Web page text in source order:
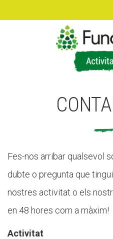
Fes-nos arribar qualsevol
dubte o pregunta que
nostres activitat o els
en 48 hores com a màxim!
Activitat
MÓN